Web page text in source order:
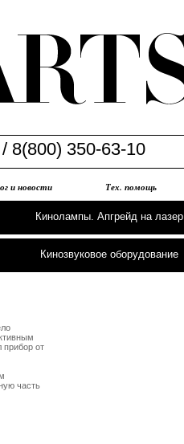
8(800) 350-63-10
и новости Тех. помощь
Кинолампы. Апгрейд на лазер
Кинозвуковое оборудование
прибор от
часть